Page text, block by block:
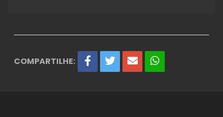
COMPARTILHE: